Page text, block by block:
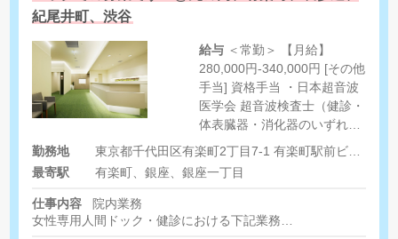
紀尾井町、渋谷
給与
280,000円-340,000円 [その他
手当] 資格手当 ・日本超音波
医学会 超音波検査士（健診・
体表臓器・消化器のいずれ
か） 1つ目10‚000円 2つ目以
降5‚000円 ※最大15‚000円/名
・日本乳がん検診精度管理中
習会） 【A判定】10‚000円
勤務地
東京都千代田区有楽町2丁目7-1 有楽町駅前ビルディング15F
最寄駅
有楽町、銀座、銀座一丁目
仕事内容
院内業務
女性専用人間ドック・健診における下記業務